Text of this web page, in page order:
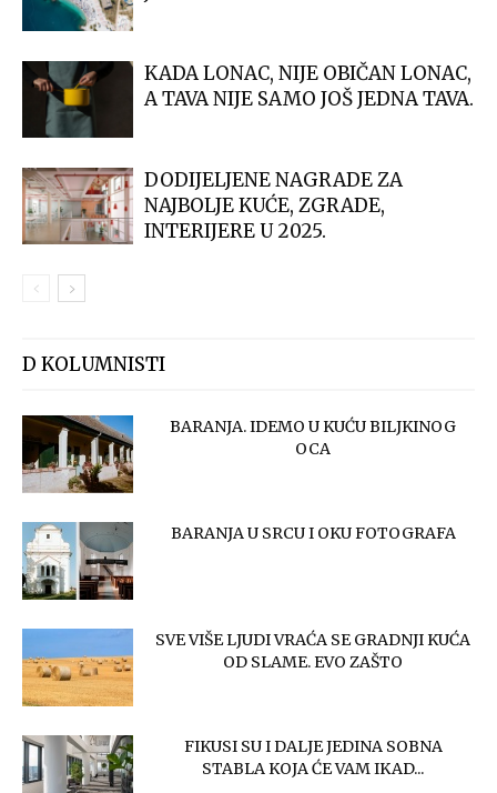
KADA LONAC, NIJE OBIČAN LONAC,
A TAVA NIJE SAMO JOŠ JEDNA TAVA.
DODIJELJENE NAGRADE ZA
NAJBOLJE KUĆE, ZGRADE,
INTERIJERE U 2025.
D KOLUMNISTI
BARANJA. IDEMO U KUĆU BILJKINOG
OCA
BARANJA U SRCU I OKU FOTOGRAFA
SVE VIŠE LJUDI VRAĆA SE GRADNJI KUĆA
OD SLAME. EVO ZAŠTO
FIKUSI SU I DALJE JEDINA SOBNA
STABLA KOJA ĆE VAM IKAD...